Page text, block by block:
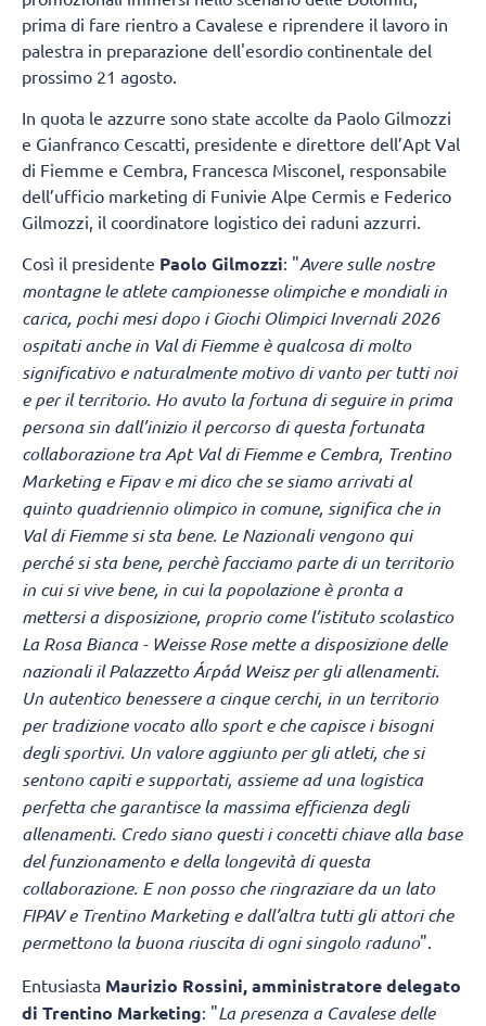
prima di fare rientro a Cavalese e riprendere il lavoro in
palestra in preparazione dell'esordio continentale del
prossimo 21 agosto.
In quota le azzurre sono state accolte da Paolo Gilmozzi
e Gianfranco Cescatti, presidente e direttore dell’Apt Val
di Fiemme e Cembra, Francesca Misconel, responsabile
dell’ufficio marketing di Funivie Alpe Cermis e Federico
Gilmozzi, il coordinatore logistico dei raduni azzurri.
Così il presidente Paolo Gilmozzi: "Avere sulle nostre
montagne le atlete campionesse olimpiche e mondiali in
carica, pochi mesi dopo i Giochi Olimpici Invernali 2026
ospitati anche in Val di Fiemme è qualcosa di molto
significativo e naturalmente motivo di vanto per tutti noi
e per il territorio. Ho avuto la fortuna di seguire in prima
persona sin dall’inizio il percorso di questa fortunata
collaborazione tra Apt Val di Fiemme e Cembra, Trentino
Marketing e Fipav e mi dico che se siamo arrivati al
quinto quadriennio olimpico in comune, significa che in
Val di Fiemme si sta bene. Le Nazionali vengono qui
perché si sta bene, perchè facciamo parte di un territorio
in cui si vive bene, in cui la popolazione è pronta a
mettersi a disposizione, proprio come l’istituto scolastico
La Rosa Bianca - Weisse Rose mette a disposizione delle
nazionali il Palazzetto Árpád Weisz per gli allenamenti.
Un autentico benessere a cinque cerchi, in un territorio
per tradizione vocato allo sport e che capisce i bisogni
degli sportivi. Un valore aggiunto per gli atleti, che si
sentono capiti e supportati, assieme ad una logistica
perfetta che garantisce la massima efficienza degli
allenamenti. Credo siano questi i concetti chiave alla base
del funzionamento e della longevità di questa
collaborazione. E non posso che ringraziare da un lato
FIPAV e Trentino Marketing e dall’altra tutti gli attori che
permettono la buona riuscita di ogni singolo raduno".
Entusiasta Maurizio Rossini, amministratore delegato
di Trentino Marketing: "La presenza a Cavalese delle